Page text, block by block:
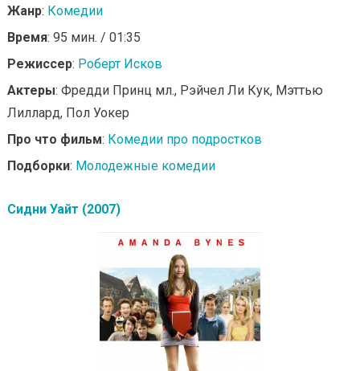
Жанр: Комедии
Время: 95 мин. / 01:35
Режиссер: Роберт Исков
Актеры: Фредди Принц мл., Рэйчел Ли Кук, Мэттью
Лиллард, Пол Уокер
Про что фильм: Комедии про подростков
Подборки: Молодежные комедии
Сидни Уайт (2007)